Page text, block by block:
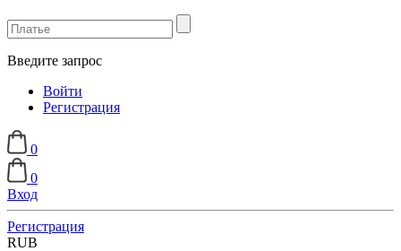
Введите запрос
Войти
Регистрация
0
0
Вход
Регистрация
RUB